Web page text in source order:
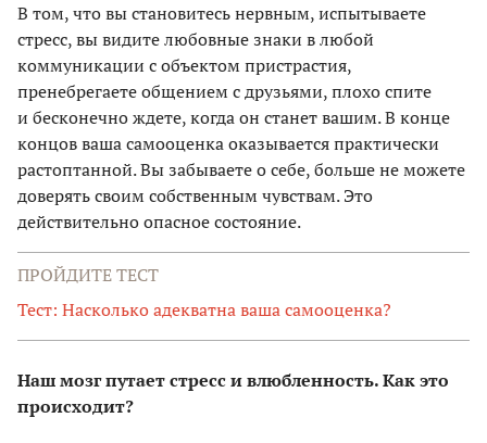
В том, что вы становитесь нервным, испытываете
стресс, вы видите любовные знаки в любой
коммуникации с объектом пристрастия,
пренебрегаете общением с друзьями, плохо спите
и бесконечно ждете, когда он станет вашим. В конце
концов ваша самооценка оказывается практически
растоптанной. Вы забываете о себе, больше не можете
доверять своим собственным чувствам. Это
действительно опасное состояние.
ПРОЙДИТЕ ТЕСТ
Тест: Насколько адекватна ваша самооценка?
Наш мозг путает стресс и влюбленность. Как это
происходит?